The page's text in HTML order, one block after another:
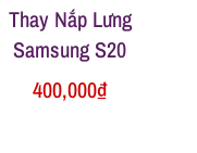
Thay Nắp Lưng
Samsung S20
400,000₫